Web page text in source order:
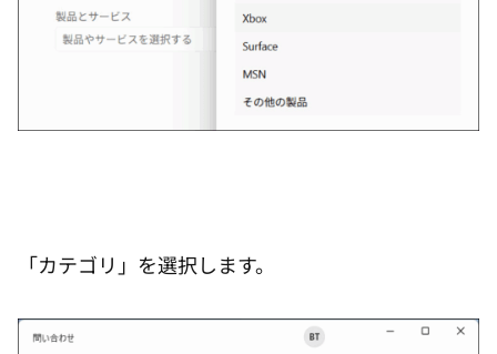
「カテゴリ」を選択します。